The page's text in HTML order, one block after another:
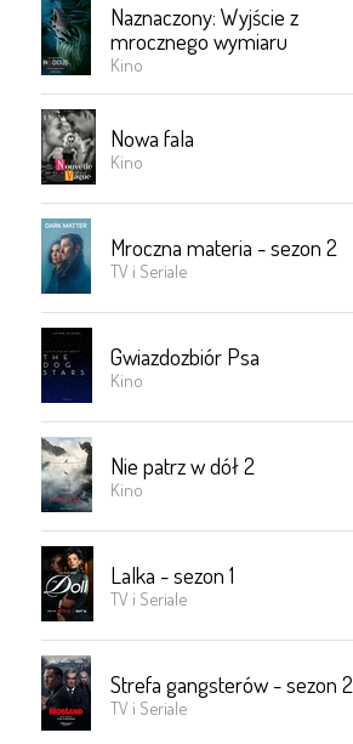
Naznaczony: Wyjście z
mrocznego wymiaru
Kino
Nowa fala
Kino
Mroczna materia - sezon 2
TV i Seriale
Gwiazdozbiór Psa
Kino
Nie patrz w dół 2
Kino
Lalka - sezon 1
TV i Seriale
Strefa gangsterów - sezon 2
TV i Seriale